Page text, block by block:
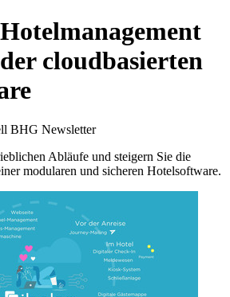
cloudbasierten
BHG Newsletter
Abläufe und steigern Sie die
modularen und sicheren Hotelsoftware.